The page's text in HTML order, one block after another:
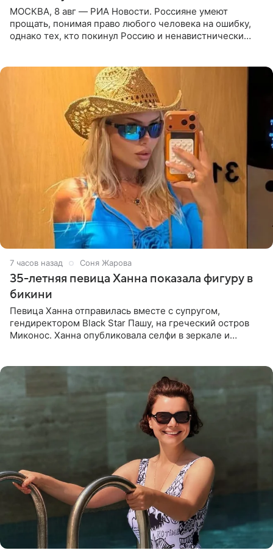
МОСКВА, 8 авг — РИА Новости. Россияне умеют
прощать, понимая право любого человека на ошибку,
однако тех, кто покинул Россию и ненавистнически
7 часов назад Соня Жарова
35-летняя певица Ханна показала фигуру в
бикини
Певица Ханна отправилась вместе с супругом,
гендиректором Black Star Пашу, на греческий остров
Миконос. Ханна опубликовала селфи в зеркале и